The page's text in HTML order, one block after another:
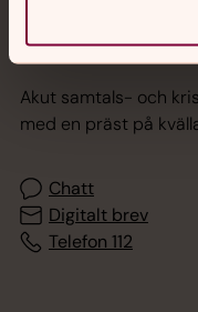
Jourhavande
Akut samtals- och
med en präst på
Chatt
Digitalt brev
Telefon 112